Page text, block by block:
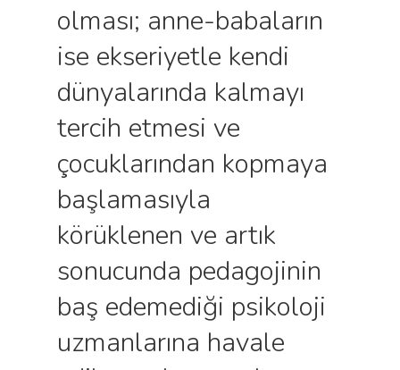
olması; anne-babaların
ise ekseriyetle kendi
dünyalarında kalmayı
tercih etmesi ve
çocuklarından kopmaya
başlamasıyla
körüklenen ve artık
sonucunda pedagojinin
baş edemediği psikoloji
uzmanlarına havale